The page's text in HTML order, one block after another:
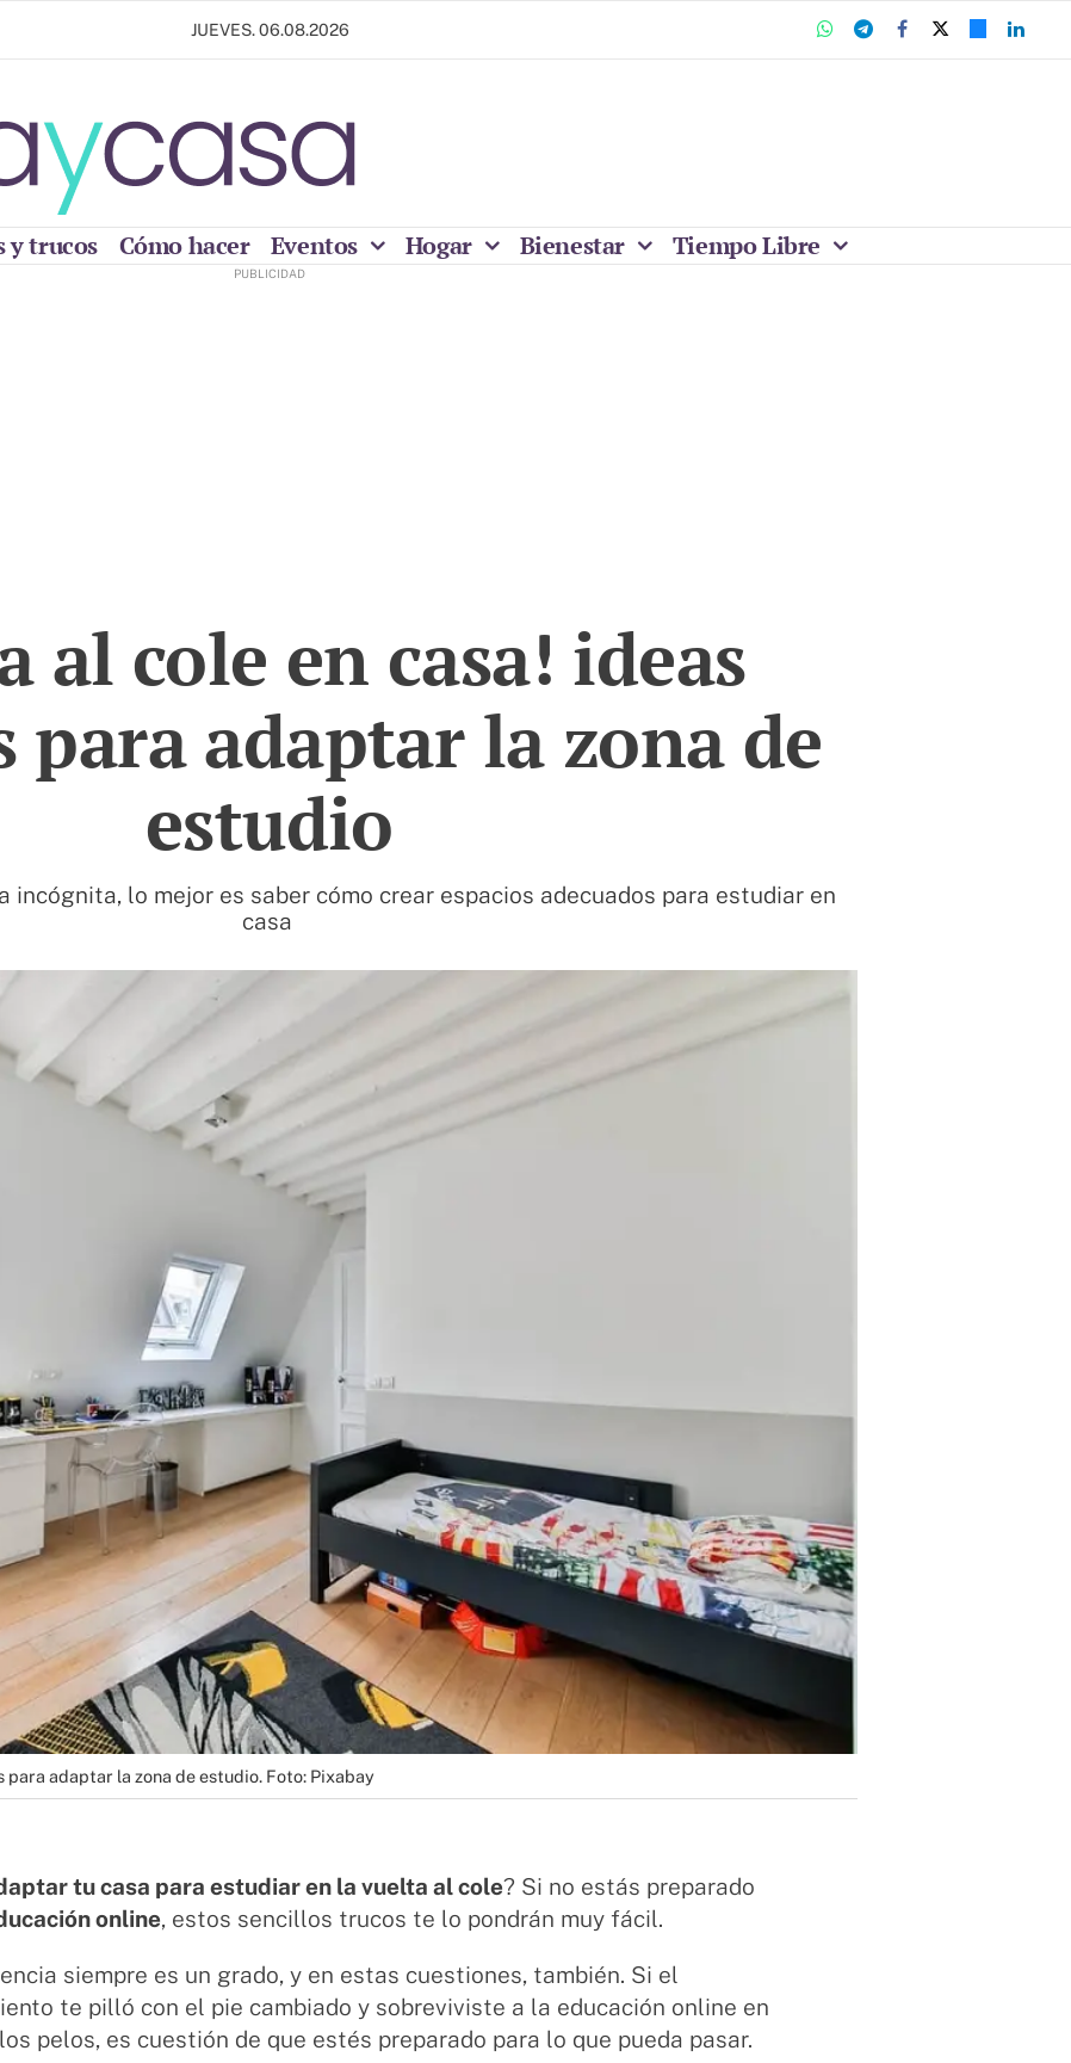
JUEVES. 06.08.2026
y trucos Cómo hacer Eventos Hogar Bienestar Tiempo Libre
al cole en casa! ideas
para adaptar la zona de
estudio
incógnita, lo mejor es saber cómo crear espacios adecuados para estudiar en
casa
para adaptar la zona de estudio. Foto: Pixabay
tu casa para estudiar en la vuelta al cole? Si no estás preparado
online, estos sencillos trucos te lo pondrán muy fácil.
siempre es un grado, y en estas cuestiones, también. Si el
te pilló con el pie cambiado y sobreviviste a la educación online en
pelos, es cuestión de que estés preparado para lo que pueda pasar.